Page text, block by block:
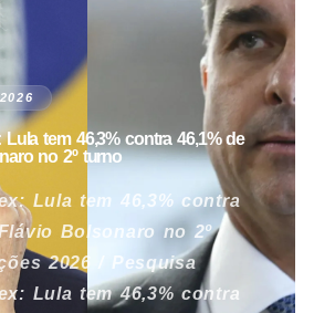
Lula tem 46,3% contra 46,1% de
no 2º turno
Lula tem 46,3% contra
Bolsonaro no 2º
2026 / Pesquisa
Lula tem 46,3% contra